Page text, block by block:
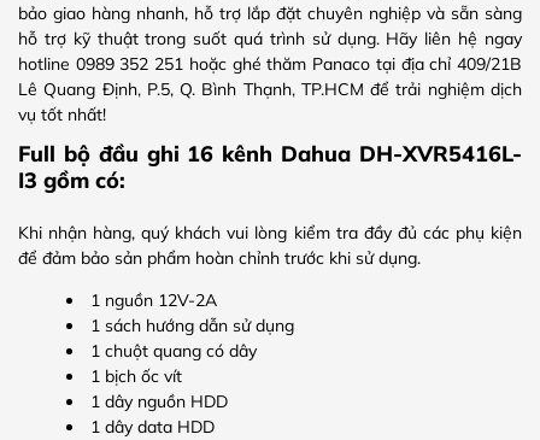
bảo giao hàng nhanh, hỗ trợ lắp đặt chuyên nghiệp và sẵn sàng
hỗ trợ kỹ thuật trong suốt quá trình sử dụng. Hãy liên hệ ngay
hotline 0989 352 251 hoặc ghé thăm Panaco tại địa chỉ 409/21B
Lê Quang Định, P.5, Q. Bình Thạnh, TP.HCM để trải nghiệm dịch
vụ tốt nhất!
Full bộ đầu ghi 16 kênh Dahua DH-XVR5416L-
I3 gồm có:
Khi nhận hàng, quý khách vui lòng kiểm tra đầy đủ các phụ kiện
để đảm bảo sản phẩm hoàn chỉnh trước khi sử dụng.
1 nguồn 12V-2A
1 sách hướng dẫn sử dụng
1 chuột quang có dây
1 bịch ốc vít
1 dây nguồn HDD
1 dây data HDD